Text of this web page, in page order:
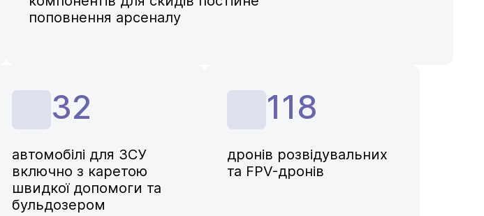
поповнення арсеналу
32
автомобілі для ЗСУ
включно з каретою
швидкої допомоги та
бульдозером
118
дронів розвідувальних
та FPV-дронів